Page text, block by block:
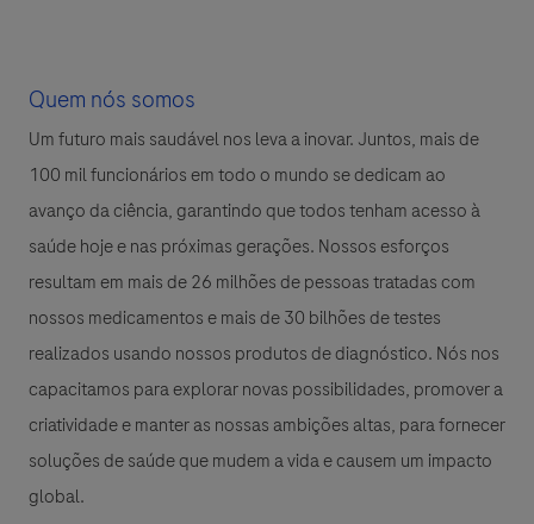
Quem nós somos
Um futuro mais saudável nos leva a inovar. Juntos, mais de
100 mil funcionários em todo o mundo se dedicam ao
avanço da ciência, garantindo que todos tenham acesso à
saúde hoje e nas próximas gerações. Nossos esforços
resultam em mais de 26 milhões de pessoas tratadas com
nossos medicamentos e mais de 30 bilhões de testes
realizados usando nossos produtos de diagnóstico. Nós nos
capacitamos para explorar novas possibilidades, promover a
criatividade e manter as nossas ambições altas, para fornecer
soluções de saúde que mudem a vida e causem um impacto
global.